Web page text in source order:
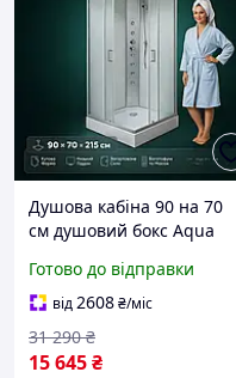
Душова кабіна 90 на 70
см душовий бокс Aqua
піддоні 15 см матові
розсувні двері прямокутні
Готово до відправки
від2608₴/міс
15 645₴
31 290 ₴